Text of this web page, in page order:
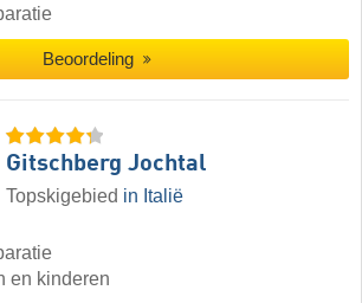
Beoordeling
Gitschberg Jochtal
Topskigebied in Italië
en kinderen